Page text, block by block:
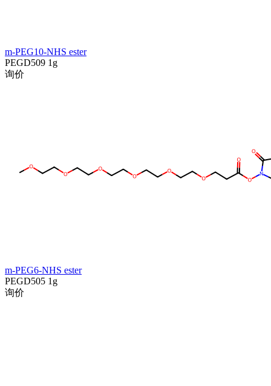
m-PEG10-NHS ester
PEGD509 1g
询价
m-PEG6-NHS ester
PEGD505 1g
询价